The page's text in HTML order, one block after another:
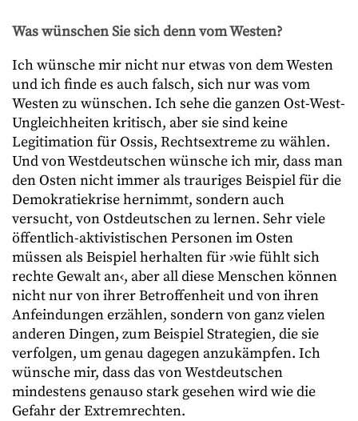
Was wünschen Sie sich denn vom Westen?
Ich wünsche mir nicht nur etwas von dem Westen
und ich finde es auch falsch, sich nur was vom
Westen zu wünschen. Ich sehe die ganzen Ost-West-
Ungleichheiten kritisch, aber sie sind keine
Legitimation für Ossis, Rechtsextreme zu wählen.
Und von Westdeutschen wünsche ich mir, dass man
den Osten nicht immer als trauriges Beispiel für die
Demokratiekrise hernimmt, sondern auch
versucht, von Ostdeutschen zu lernen. Sehr viele
öffentlich-aktivistischen Personen im Osten
müssen als Beispiel herhalten für ›wie fühlt sich
rechte Gewalt an‹, aber all diese Menschen können
nicht nur von ihrer Betroffenheit und von ihren
Anfeindungen erzählen, sondern von ganz vielen
anderen Dingen, zum Beispiel Strategien, die sie
verfolgen, um genau dagegen anzukämpfen. Ich
wünsche mir, dass das von Westdeutschen
mindestens genauso stark gesehen wird wie die
Gefahr der Extremrechten.